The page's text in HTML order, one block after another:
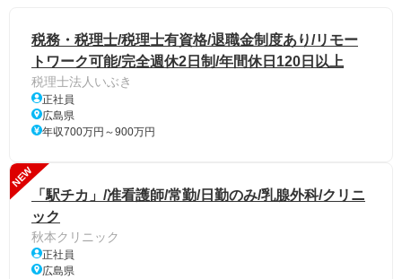
税務・税理士/税理士有資格/退職金制度あり/リモー
トワーク可能/完全週休2日制/年間休日120日以上
税理士法人いぶき
正社員
広島県
年収700万円～900万円
NEW
「駅チカ」/准看護師/常勤/日勤のみ/乳腺外科/クリニ
ック
秋本クリニック
正社員
広島県